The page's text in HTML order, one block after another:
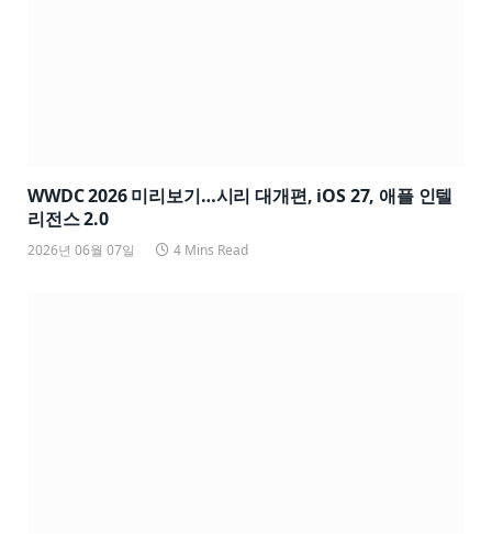
WWDC 2026 미리보기…시리 대개편, iOS 27, 애플 인텔
리전스 2.0
2026년 06월 07일 4 Mins Read